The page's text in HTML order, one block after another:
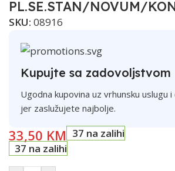
PL.SE.STAN/NOVUM/
SKU: 08916
Kupujte sa zadovoljstvom
Ugodna kupovina uz vrhunsku uslugu
jer zaslužujete najbolje.
33,50 KM 37 na zalihi
37 na zalihi